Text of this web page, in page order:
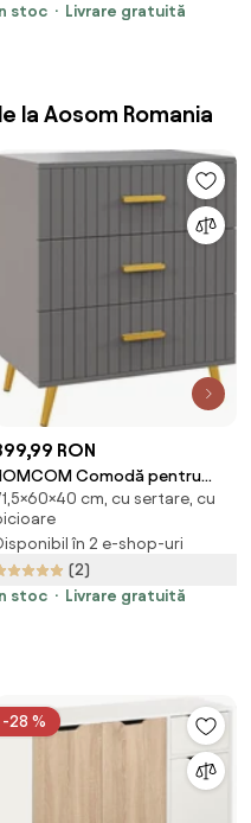
stoc
Livrare gratuită
la Aosom Romania
RON
Comodă pentru
Dulap Modern cu 3
Sertar de Depozitare
Picioare din Aluminiu,
cm, Gri Închis
cm, cu sertare, cu
în 2 e-shop-uri
(2)
În stoc
Livrare gratuită
-28 %